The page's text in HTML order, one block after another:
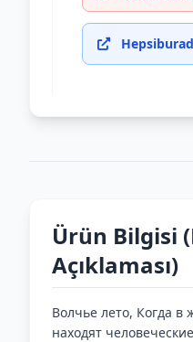
Ürün Bilgisi
Açıklaması)
Волчье лето, Когда в
находят